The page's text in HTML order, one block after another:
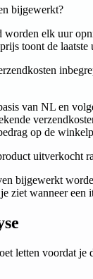
bijgewerkt?
elk uur
toont de laatste
van NL en
op de
uitverkocht
bijgewerkt
ziet wanneer een
letten voordat je